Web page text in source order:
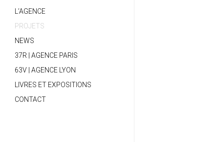
L’AGENCE
PROJETS
NEWS
37R | AGENCE PARIS
63V | AGENCE LYON
LIVRES ET EXPOSITIONS
CONTACT